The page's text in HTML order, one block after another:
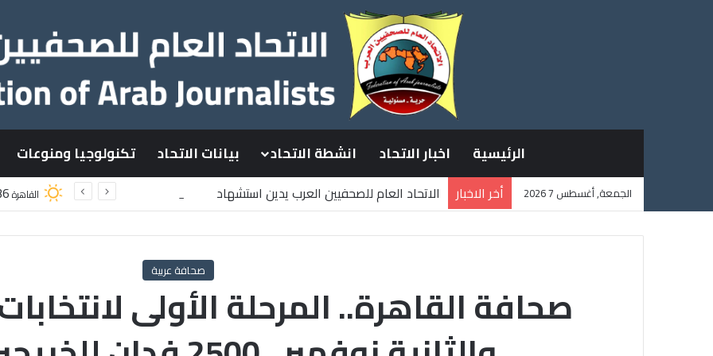
الرئيسية اخبار الاتحاد انشطة الاتحاد بيانات الاتحاد تكنولوجيا ومنوعات
الجمعة, أغسطس 7 2026 أخر الاخبار
الاتحاد العام للصحفيين العرب يدين استشهاد
القاهرة
صحافة عربية
صحافة القاهرة.. المرحلة الأولى